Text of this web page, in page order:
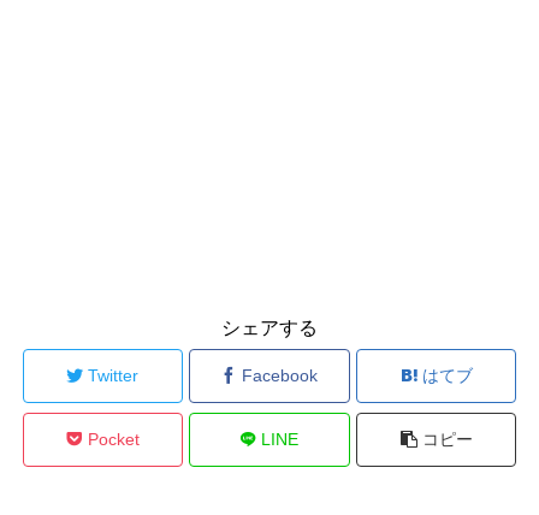
シェアする
Twitter Facebook はてブ
Pocket LINE コピー